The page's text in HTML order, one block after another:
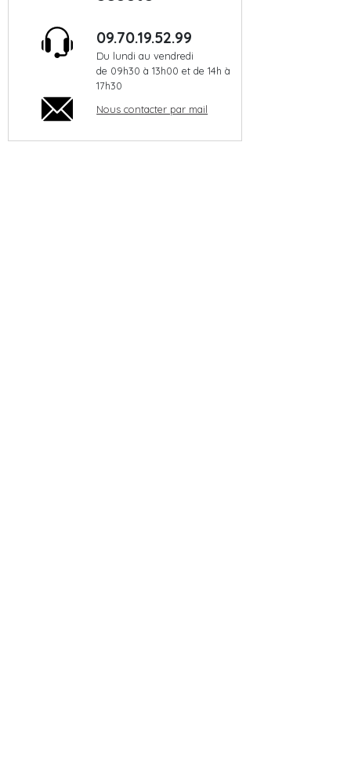
09.70.19.52.99
Du lundi au vendredi
de 09h30 à 13h00 et de 14h à
17h30
Nous contacter par mail